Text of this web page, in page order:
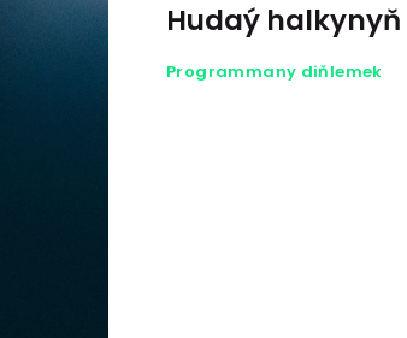
Hudaý
Programmany diňlemek